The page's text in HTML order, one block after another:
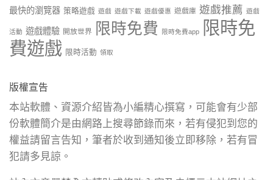
最快的瀏覽器 策略遊戲 遊戲 遊戲下載 遊戲優惠 遊戲庫 遊戲推薦 遊戲
活動 遊戲體驗 開放世界 限時免費 限時免費app
限時免
費遊戲 限時活動 領取
版權宣告
本站軟體、資源介紹皆為小編精心撰寫，可能會有少部
份軟體簡介是由網路上搜尋節錄而來，若有侵犯到您的
權益請留言告知，筆者於收到通知後立即移除，若有冒
犯請多見諒。